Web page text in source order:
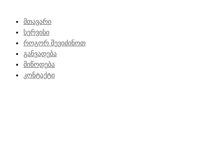
მთავარი
სერვისი
როგორ შევიძინოთ
განვადება
მიწოდება
კონტაქტი